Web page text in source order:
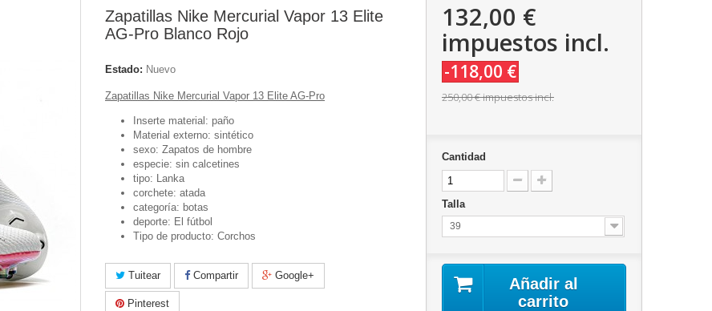
Zapatillas Nike Mercurial Vapor 13 Elite
AG-Pro Blanco Rojo
Estado: Nuevo
Zapatillas Nike Mercurial Vapor 13 Elite AG-Pro
Inserte material: paño
Material externo: sintético
sexo: Zapatos de hombre
especie: sin calcetines
tipo: Lanka
corchete: atada
categoría: botas
deporte: El fútbol
Tipo de producto: Corchos
Tuitear Compartir Google+
Pinterest
132,00 €
impuestos incl.
-118,00 €
250,00 €impuestos incl.
Cantidad
Talla
39
Añadir al
carrito